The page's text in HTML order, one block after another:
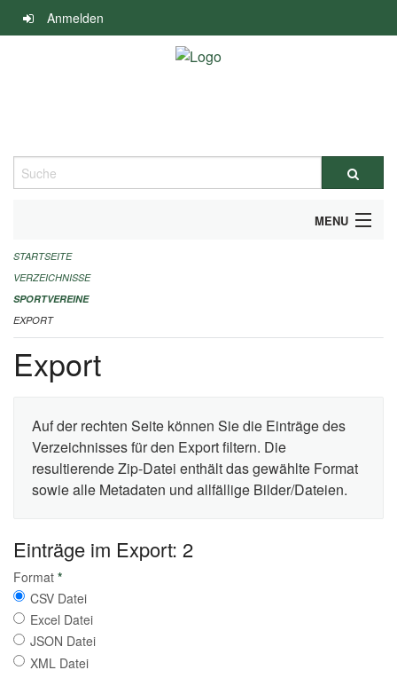
Navigation
überspringen
Anmelden
Suche
MENU
ALLGEMEINE INFORMATIONEN
FINANZIELLE UNTERSTÜTZUNG BENÖTIGT?
KONTAKT
STARTSEITE
VERZEICHNISSE
SPORTVEREINE
EXPORT
Export
Auf der rechten Seite können Sie die Einträge des
Verzeichnisses für den Export filtern. Die
resultierende Zip-Datei enthält das gewählte Format
sowie alle Metadaten und allfällige Bilder/Dateien.
Einträge im Export: 2
Format *
CSV Datei
Excel Datei
JSON Datei
XML Datei